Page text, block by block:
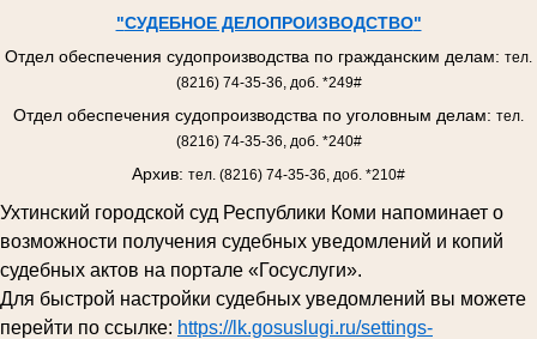
"СУДЕБНОЕ ДЕЛОПРОИЗВОДСТВО"
Отдел обеспечения судопроизводства по гражданским делам: тел.
(8216) 74-35-36, доб. *249#
Отдел обеспечения судопроизводства по уголовным делам: тел.
(8216) 74-35-36, доб. *240#
Архив: тел. (8216) 74-35-36, доб. *210#
Ухтинский городской суд Республики Коми напоминает о
возможности получения судебных уведомлений и копий
судебных актов на портале «Госуслуги».
Для быстрой настройки судебных уведомлений вы можете
перейти по ссылке: https://lk.gosuslugi.ru/settings-